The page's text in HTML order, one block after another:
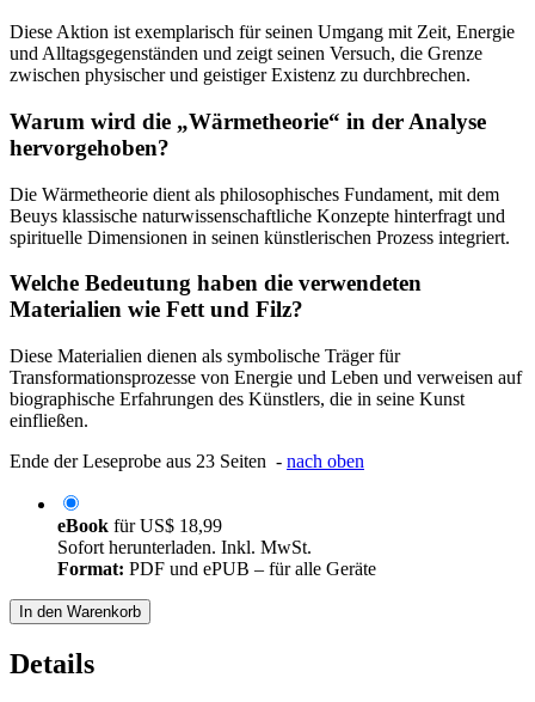
Diese Aktion ist exemplarisch für seinen Umgang mit Zeit, Energie
und Alltagsgegenständen und zeigt seinen Versuch, die Grenze
zwischen physischer und geistiger Existenz zu durchbrechen.
Warum wird die „Wärmetheorie“ in der Analyse
hervorgehoben?
Die Wärmetheorie dient als philosophisches Fundament, mit dem
Beuys klassische naturwissenschaftliche Konzepte hinterfragt und
spirituelle Dimensionen in seinen künstlerischen Prozess integriert.
Welche Bedeutung haben die verwendeten
Materialien wie Fett und Filz?
Diese Materialien dienen als symbolische Träger für
Transformationsprozesse von Energie und Leben und verweisen auf
biographische Erfahrungen des Künstlers, die in seine Kunst
einfließen.
Ende der Leseprobe aus 23 Seiten - nach oben
eBook fürUS$ 18,99
Sofort herunterladen. Inkl. MwSt.
Format: PDF und ePUB – für alle Geräte
In den Warenkorb
Details